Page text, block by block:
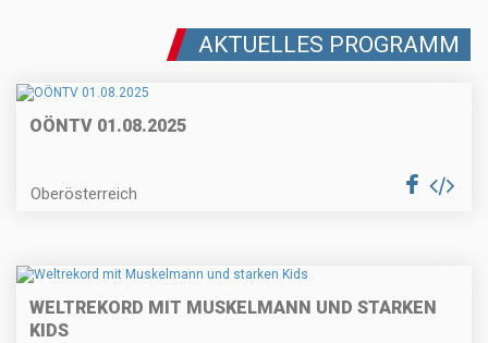
AKTUELLES PROGRAMM
OÖNTV 01.08.2025
Oberösterreich
WELTREKORD MIT MUSKELMANN UND STARKEN
KIDS